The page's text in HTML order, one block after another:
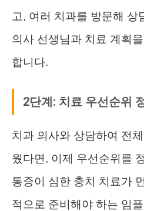
고, 여러 치과를 방문해 상
의사 선생님과 치료 계획
합니다.
2단계: 치료 우선순위
치과 의사와 상담하여 전
웠다면, 이제 우선순위를
통증이 심한 충치 치료가
적으로 준비해야 하는 임